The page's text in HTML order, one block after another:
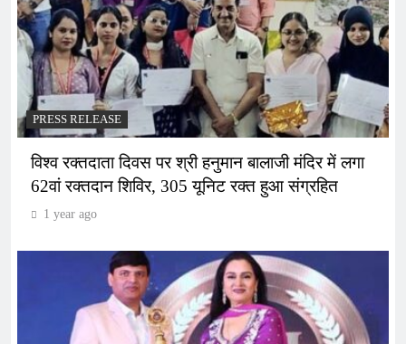
PRESS RELEASE
विश्व रक्तदाता दिवस पर श्री हनुमान बालाजी मंदिर में लगा
62वां रक्तदान शिविर, 305 यूनिट रक्त हुआ संग्रहित
1 year ago